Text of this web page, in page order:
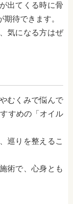
出てくる時に骨
待できます。
気になる方はぜ
むくみで悩んで
すめの「オイル
巡りを整えるこ
術で、心身とも